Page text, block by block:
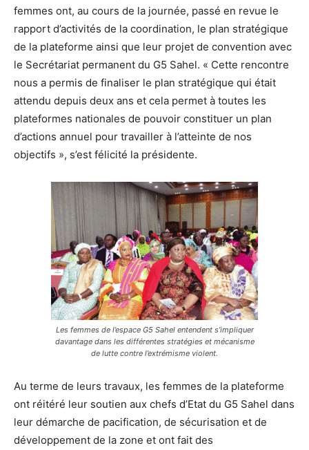
femmes ont, au cours de la journée, passé en revue le
rapport d’activités de la coordination, le plan stratégique
de la plateforme ainsi que leur projet de convention avec
le Secrétariat permanent du G5 Sahel. « Cette rencontre
nous a permis de finaliser le plan stratégique qui était
attendu depuis deux ans et cela permet à toutes les
plateformes nationales de pouvoir constituer un plan
d’actions annuel pour travailler à l’atteinte de nos
objectifs », s’est félicité la présidente.
Les femmes de l’espace G5 Sahel entendent s’impliquer
davantage dans les différentes stratégies et mécanisme
de lutte contre l’extrémisme violent.
Au terme de leurs travaux, les femmes de la plateforme
ont réitéré leur soutien aux chefs d’Etat du G5 Sahel dans
leur démarche de pacification, de sécurisation et de
développement de la zone et ont fait des